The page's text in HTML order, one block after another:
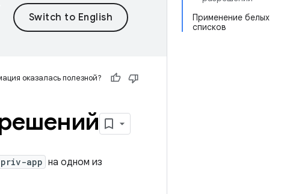
Применение белых
списков
оказалась полезной?
priv-app на одном из